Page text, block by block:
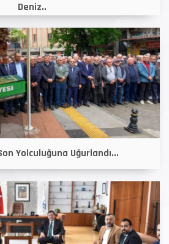
Deniz..
Yolculuğuna Uğurlandı...